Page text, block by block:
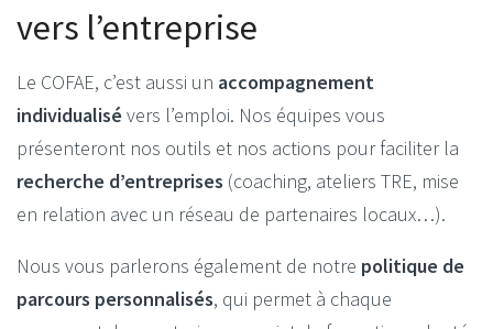
vers l’entreprise
Le COFAE, c’est aussi un accompagnement
individualisé vers l’emploi. Nos équipes vous
présenteront nos outils et nos actions pour faciliter la
recherche d’entreprises (coaching, ateliers TRE, mise
en relation avec un réseau de partenaires locaux…).
Nous vous parlerons également de notre politique de
parcours personnalisés, qui permet à chaque